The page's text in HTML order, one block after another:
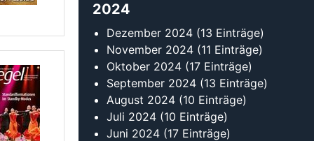
Januar 2024
2023
Dezember 2023(11 Einträge)
November 2023(14 Einträge)
Oktober 2023(18 Einträge)
September 2023(17 Einträge)
August 2023(12 Einträge)